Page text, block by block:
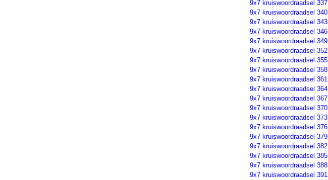
9x7 kruiswoordraadsel 337
9x7 kruiswoordraadsel 340
9x7 kruiswoordraadsel 343
9x7 kruiswoordraadsel 346
9x7 kruiswoordraadsel 349
9x7 kruiswoordraadsel 352
9x7 kruiswoordraadsel 355
9x7 kruiswoordraadsel 358
9x7 kruiswoordraadsel 361
9x7 kruiswoordraadsel 364
9x7 kruiswoordraadsel 367
9x7 kruiswoordraadsel 370
9x7 kruiswoordraadsel 373
9x7 kruiswoordraadsel 376
9x7 kruiswoordraadsel 379
9x7 kruiswoordraadsel 382
9x7 kruiswoordraadsel 385
9x7 kruiswoordraadsel 388
9x7 kruiswoordraadsel 391